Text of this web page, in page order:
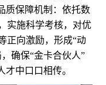
质保障机制：依托数
实施科学考核，对优
正向激励，形成“动
确保“金卡合伙人”
才中口口相传。